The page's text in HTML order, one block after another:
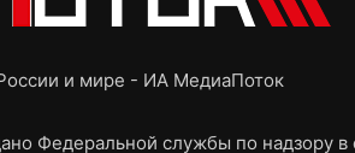
и мире - ИА МедиаПоток
Федеральной службы по надзору в